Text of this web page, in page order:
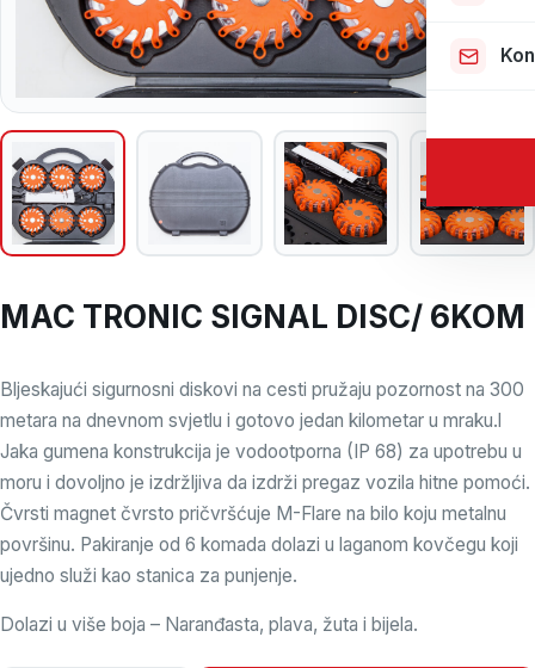
MAC TRONIC SIGNAL DISC/ 6KOM
Bljeskajući sigurnosni diskovi na cesti pružaju pozornost na 300
metara na dnevnom svjetlu i gotovo jedan kilometar u mraku.l
Jaka gumena konstrukcija je vodootporna (IP 68) za upotrebu u
moru i dovoljno je izdržljiva da izdrži pregaz vozila hitne pomoći.
Čvrsti magnet čvrsto pričvršćuje M-Flare na bilo koju metalnu
površinu. Pakiranje od 6 komada dolazi u laganom kovčegu koji
ujedno služi kao stanica za punjenje.
Dolazi u više boja – Naranđasta, plava, žuta i bijela.